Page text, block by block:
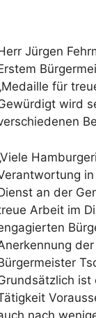
Jürgen
für
wird
an der
Arbeit im
ist
nach